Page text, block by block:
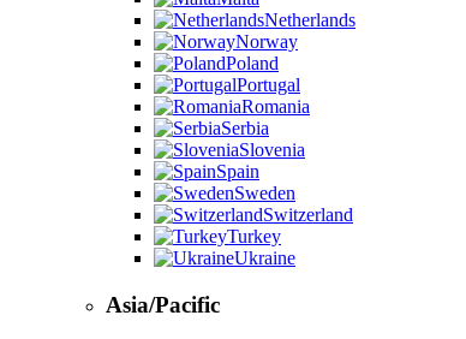
Netherlands
Norway
Poland
Portugal
Romania
Serbia
Slovenia
Spain
Sweden
Switzerland
Turkey
Ukraine
Asia/Pacific